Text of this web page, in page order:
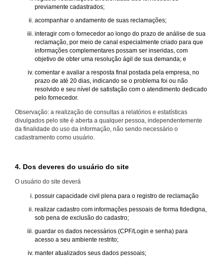
previamente cadastrados;
acompanhar o andamento de suas reclamações;
interagir com o fornecedor ao longo do prazo de análise de sua
reclamação, por meio de canal especialmente criado para que
informações complementares possam ser inseridas, com
objetivo de obter uma resolução ágil de sua demanda; e
comentar e avaliar a resposta final postada pela empresa, no
prazo de até 20 dias, indicando se o problema foi ou não
resolvido e seu nível de satisfação com o atendimento dedicado
pelo fornecedor.
Observação: a realização de consultas a relatórios e estatísticas
divulgados pelo site é aberta a qualquer pessoa, independentemente
da finalidade do uso da informação, não sendo necessário o
cadastramento como usuário.
4. Dos deveres do usuário do site
O usuário do site deverá
possuir capacidade civil plena para o registro de reclamação
realizar cadastro com informações pessoais de forma fidedigna,
sob pena de exclusão do cadastro;
guardar os dados necessários (CPF/Login e senha) para
acesso a seu ambiente restrito;
manter atualizados seus dados pessoais;